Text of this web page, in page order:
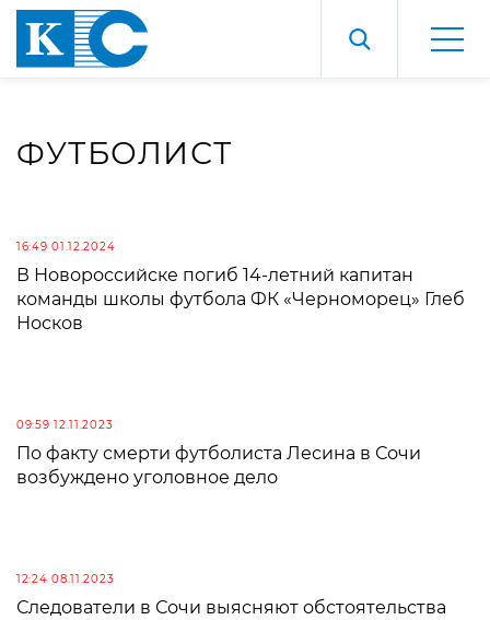
ФУТБОЛИСТ
16:49 01.12.2024
В Новороссийске погиб 14-летний капитан
команды школы футбола ФК «Черноморец» Глеб
Носков
09:59 12.11.2023
По факту смерти футболиста Лесина в Сочи
возбуждено уголовное дело
12:24 08.11.2023
Следователи в Сочи выясняют обстоятельства